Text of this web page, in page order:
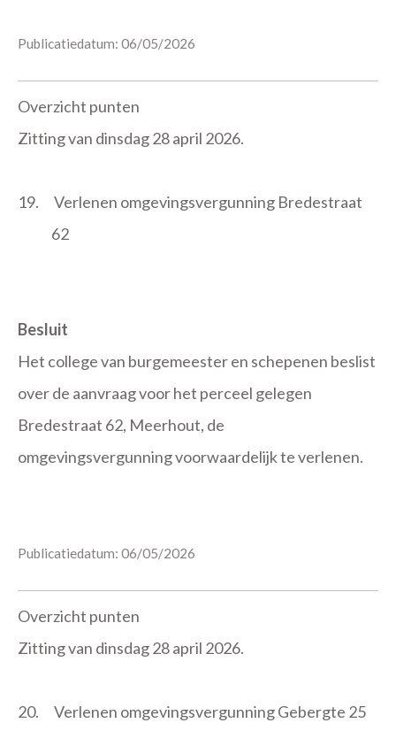
Publicatiedatum: 06/05/2026
Overzicht punten
Zitting van dinsdag 28 april 2026.
19.
Verlenen omgevingsvergunning Bredestraat
62
Besluit
Het college van burgemeester en schepenen beslist
over de aanvraag voor het perceel gelegen
Bredestraat 62, Meerhout, de
omgevingsvergunning voorwaardelijk te verlenen.
Publicatiedatum: 06/05/2026
Overzicht punten
Zitting van dinsdag 28 april 2026.
20. Verlenen omgevingsvergunning Gebergte 25